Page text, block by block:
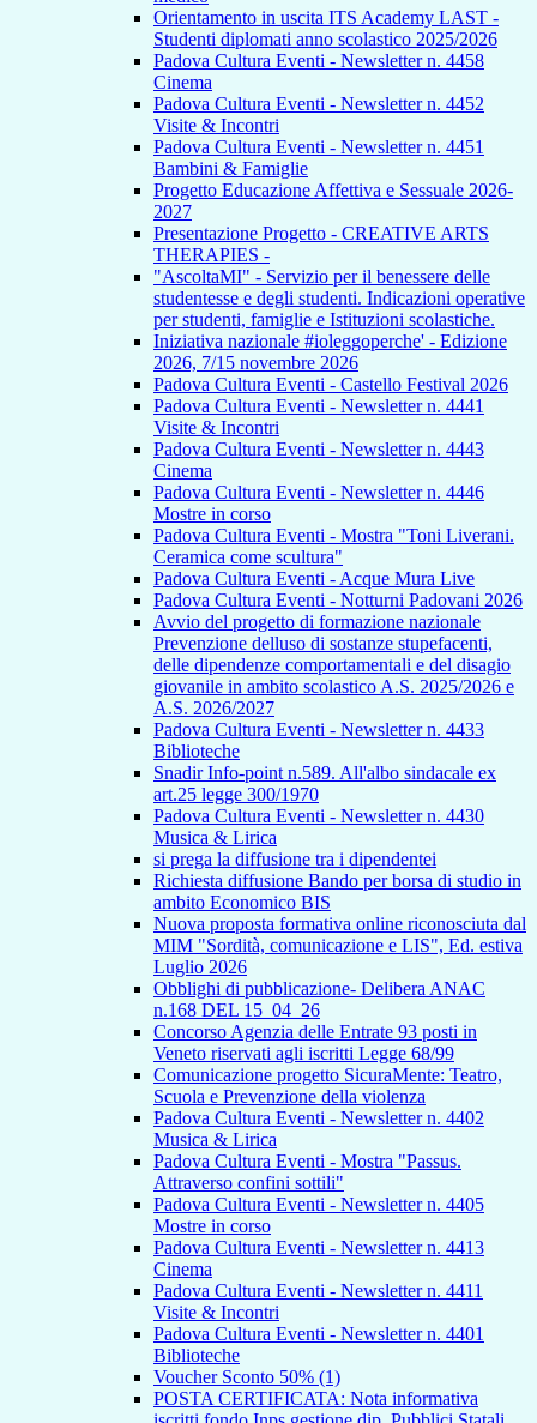
Orientamento in uscita ITS Academy LAST -
Studenti diplomati anno scolastico 2025/2026
Padova Cultura Eventi - Newsletter n. 4458
Cinema
Padova Cultura Eventi - Newsletter n. 4452
Visite & Incontri
Padova Cultura Eventi - Newsletter n. 4451
Bambini & Famiglie
Progetto Educazione Affettiva e Sessuale 2026-
2027
Presentazione Progetto - CREATIVE ARTS
THERAPIES -
"AscoltaMI" - Servizio per il benessere delle
studentesse e degli studenti. Indicazioni operative
per studenti, famiglie e Istituzioni scolastiche.
Iniziativa nazionale #ioleggoperche' - Edizione
2026, 7/15 novembre 2026
Padova Cultura Eventi - Castello Festival 2026
Padova Cultura Eventi - Newsletter n. 4441
Visite & Incontri
Padova Cultura Eventi - Newsletter n. 4443
Cinema
Padova Cultura Eventi - Newsletter n. 4446
Mostre in corso
Padova Cultura Eventi - Mostra "Toni Liverani.
Ceramica come scultura"
Padova Cultura Eventi - Acque Mura Live
Padova Cultura Eventi - Notturni Padovani 2026
Avvio del progetto di formazione nazionale
Prevenzione delluso di sostanze stupefacenti,
delle dipendenze comportamentali e del disagio
giovanile in ambito scolastico A.S. 2025/2026 e
A.S. 2026/2027
Padova Cultura Eventi - Newsletter n. 4433
Biblioteche
Snadir Info-point n.589. All'albo sindacale ex
art.25 legge 300/1970
Padova Cultura Eventi - Newsletter n. 4430
Musica & Lirica
si prega la diffusione tra i dipendentei
Richiesta diffusione Bando per borsa di studio in
ambito Economico BIS
Nuova proposta formativa online riconosciuta dal
MIM "Sordità, comunicazione e LIS", Ed. estiva
Luglio 2026
Obblighi di pubblicazione- Delibera ANAC
n.168 DEL 15_04_26
Concorso Agenzia delle Entrate 93 posti in
Veneto riservati agli iscritti Legge 68/99
Comunicazione progetto SicuraMente: Teatro,
Scuola e Prevenzione della violenza
Padova Cultura Eventi - Newsletter n. 4402
Musica & Lirica
Padova Cultura Eventi - Mostra "Passus.
Attraverso confini sottili"
Padova Cultura Eventi - Newsletter n. 4405
Mostre in corso
Padova Cultura Eventi - Newsletter n. 4413
Cinema
Padova Cultura Eventi - Newsletter n. 4411
Visite & Incontri
Padova Cultura Eventi - Newsletter n. 4401
Biblioteche
Voucher Sconto 50% (1)
POSTA CERTIFICATA: Nota informativa